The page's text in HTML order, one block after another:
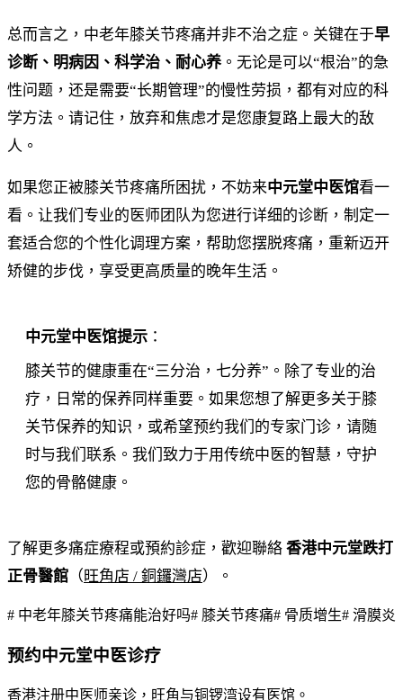
总而言之，中老年膝关节疼痛并非不治之症。关键在于早
诊断、明病因、科学治、耐心养。无论是可以“根治”的急
性问题，还是需要“长期管理”的慢性劳损，都有对应的科
学方法。请记住，放弃和焦虑才是您康复路上最大的敌
人。
如果您正被膝关节疼痛所困扰，不妨来中元堂中医馆看一
看。让我们专业的医师团队为您进行详细的诊断，制定一
套适合您的个性化调理方案，帮助您摆脱疼痛，重新迈开
矫健的步伐，享受更高质量的晚年生活。
中元堂中医馆提示 ：
膝关节的健康重在“三分治，七分养”。除了专业的治
疗，日常的保养同样重要。如果您想了解更多关于膝
关节保养的知识，或希望预约我们的专家门诊，请随
时与我们联系。我们致力于用传统中医的智慧，守护
您的骨骼健康。
了解更多痛症療程或預約診症，歡迎聯絡 香港中元堂跌打
正骨醫館 （旺角店 / 銅鑼灣店）。
# 中老年膝关节疼痛能治好吗# 膝关节疼痛# 骨质增生# 滑膜炎
预约中元堂中医诊疗
香港注册中医师亲诊，旺角与铜锣湾设有医馆。